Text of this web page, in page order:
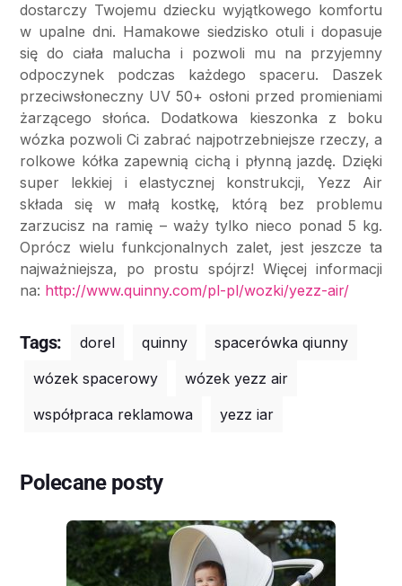
dostarczy Twojemu dziecku wyjątkowego komfortu
w upalne dni. Hamakowe siedzisko otuli i dopasuje
się do ciała malucha i pozwoli mu na przyjemny
odpoczynek podczas każdego spaceru. Daszek
przeciwsłoneczny UV 50+ osłoni przed promieniami
żarzącego słońca. Dodatkowa kieszonka z boku
wózka pozwoli Ci zabrać najpotrzebniejsze rzeczy, a
rolkowe kółka zapewnią cichą i płynną jazdę. Dzięki
super lekkiej i elastycznej konstrukcji, Yezz Air
składa się w małą kostkę, którą bez problemu
zarzucisz na ramię – waży tylko nieco ponad 5 kg.
Oprócz wielu funkcjonalnych zalet, jest jeszcze ta
najważniejsza, po prostu spójrz! Więcej informacji
na: http://www.quinny.com/pl-pl/wozki/yezz-air/
Tags: dorel quinny
spacerówka qiunny
wózek spacerowy
wózek yezz air
współpraca reklamowa
yezz iar
Polecane posty